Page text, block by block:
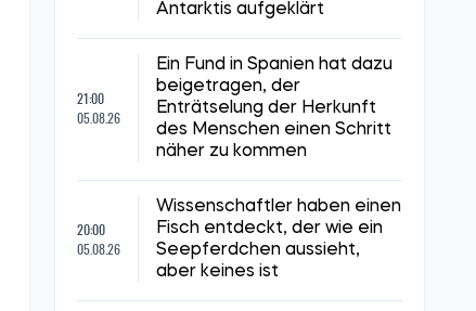
Antarktis aufgeklärt
21:00
05.08.26
Ein Fund in Spanien hat dazu
beigetragen, der
Enträtselung der Herkunft
des Menschen einen Schritt
näher zu kommen
20:00
05.08.26
Wissenschaftler haben einen
Fisch entdeckt, der wie ein
Seepferdchen aussieht,
aber keines ist